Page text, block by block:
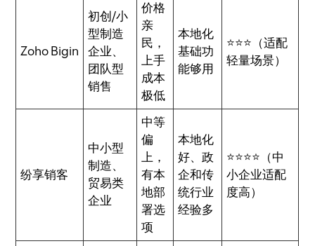
Zoho Bigin
初创/小
型制造
企业、
团队型
销售
价格
亲
民，
上手
成本
极低
本地化
基础功
能够用
⭐⭐⭐（适配
轻量场景）
纷享销客
中小型
制造、
贸易类
企业
中等
偏
上，
有本
地部
署选
项
本地化
好、政
企和传
统行业
经验多
⭐⭐⭐⭐（中
小企业适配
度高）